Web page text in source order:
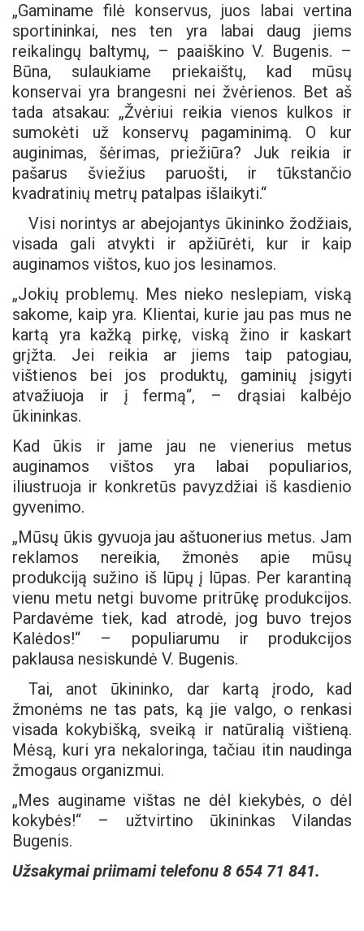
„Gaminame filė konservus, juos labai vertina
sportininkai, nes ten yra labai daug jiems
reikalingų baltymų, – paaiškino V. Bugenis. –
Būna, sulaukiame priekaištų, kad mūsų
konservai yra brangesni nei žvėrienos. Bet aš
tada atsakau: „Žvėriui reikia vienos kulkos ir
sumokėti už konservų pagaminimą. O kur
auginimas, šėrimas, priežiūra? Juk reikia ir
pašarus šviežius paruošti, ir tūkstančio
kvadratinių metrų patalpas išlaikyti.“
Visi norintys ar abejojantys ūkininko žodžiais,
visada gali atvykti ir apžiūrėti, kur ir kaip
auginamos vištos, kuo jos lesinamos.
„Jokių problemų. Mes nieko neslepiam, viską
sakome, kaip yra. Klientai, kurie jau pas mus ne
kartą yra kažką pirkę, viską žino ir kaskart
grįžta. Jei reikia ar jiems taip patogiau,
vištienos bei jos produktų, gaminių įsigyti
atvažiuoja ir į fermą“, – drąsiai kalbėjo
ūkininkas.
Kad ūkis ir jame jau ne vienerius metus
auginamos vištos yra labai populiarios,
iliustruoja ir konkretūs pavyzdžiai iš kasdienio
gyvenimo.
„Mūsų ūkis gyvuoja jau aštuonerius metus. Jam
reklamos nereikia, žmonės apie mūsų
produkciją sužino iš lūpų į lūpas. Per karantiną
vienu metu netgi buvome pritrūkę produkcijos.
Pardavėme tiek, kad atrodė, jog buvo trejos
Kalėdos!“ – populiarumu ir produkcijos
paklausa nesiskundė V. Bugenis.
Tai, anot ūkininko, dar kartą įrodo, kad
žmonėms ne tas pats, ką jie valgo, o renkasi
visada kokybišką, sveiką ir natūralią vištieną.
Mėsą, kuri yra nekaloringa, tačiau itin naudinga
žmogaus organizmui.
„Mes auginame vištas ne dėl kiekybės, o dėl
kokybės!“ – užtvirtino ūkininkas Vilandas
Bugenis.
Užsakymai priimami telefonu 8 654 71 841.